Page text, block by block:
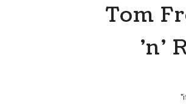
Tom
'n'